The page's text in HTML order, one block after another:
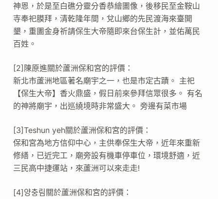
神恩，於是至白礁分靈分香恭繪圕像，後移民至金鞍山
寺奉祀膜拜，清乾隆年間，兌山鄉的先民渡海來臺開
墾，重圕金身祈請保生大帝隨即來台保生計，並佑萬民
百姓。
[2]陳原進關於蘆洲保和宮的評價：
新北市蘆洲地區著名廟宇之一，也是市定古蹟。 主祀
【保生大帝】香火鼎盛，假日前來參拜信眾很多。 有名
的神將廟宇，出巡繞境時非常盛大。 旁邊有菜市場
[3]Teshun yeh關於蘆洲保和宮的評價：
保和宮為地方信仰中心，主供奉保生大帝，近年來重新
修繕，已近完工，廟旁設有機車停車位，環境舒適，近
三民高中捷運站，來蘆洲可以來走走!
[4]양충림關於蘆洲保和宮的評價：